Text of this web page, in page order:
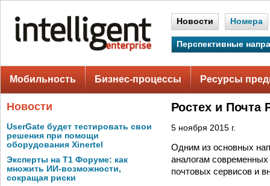
Новости Номера
Перспективные
Мобильность Бизнес-процессы Ресурсы
Новости
UserGate будет тестировать свои
решения при помощи
оборудования Xinertel
Эксперты на Т1 Форуме: как
множить ИИ-возможности,
сокращая риски
Ростех и Почта
5 ноября 2015 г.
Одним из основных
аналогам
почтовых сервисов и